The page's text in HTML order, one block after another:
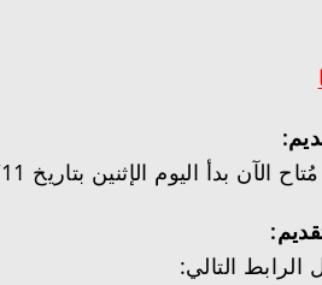
بدأ اليوم الإثنين بتاريخ 1446/08/11هـ الموافق 2025/02/10م.
التالي: